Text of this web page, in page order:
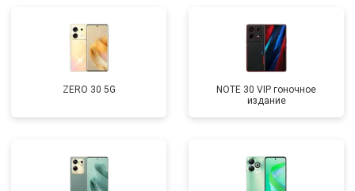
ZERO 30 5G
NOTE 30 VIP гоночное
издание